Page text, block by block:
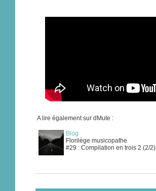
A lire également sur dMute :
Blog
Florilège musicopathe
#29 : Compilation en trois 2 (2/2)